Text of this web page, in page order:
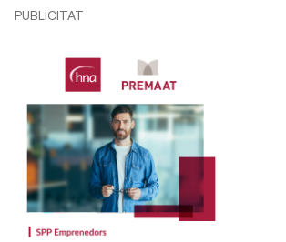
PUBLICITAT